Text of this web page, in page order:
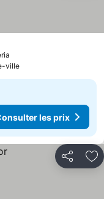
ville
les prix
Partager